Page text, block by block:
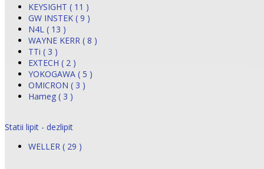
KEYSIGHT ( 11 )
GW INSTEK ( 9 )
N4L ( 13 )
WAYNE KERR ( 8 )
TTi ( 3 )
EXTECH ( 2 )
YOKOGAWA ( 5 )
OMICRON ( 3 )
Hameg ( 3 )
Statii lipit - dezlipit
WELLER ( 29 )